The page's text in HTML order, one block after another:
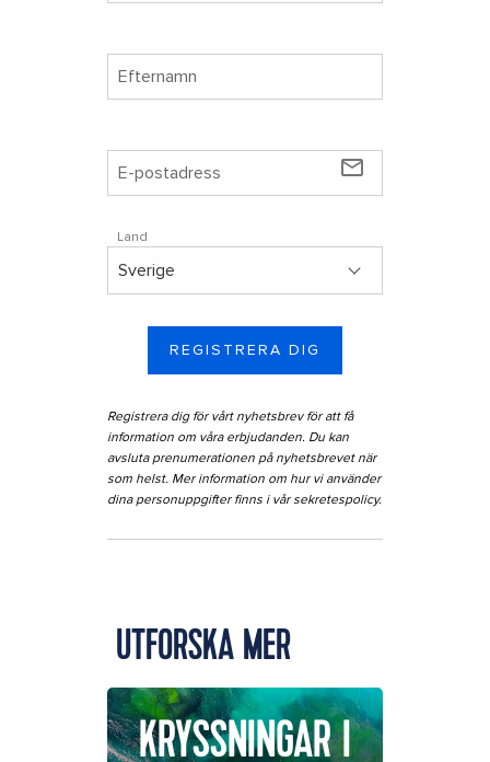
mail_outline
Land
REGISTRERA DIG
Registrera dig för vårt nyhetsbrev för att få
information om våra erbjudanden. Du kan
avsluta prenumerationen på nyhetsbrevet när
som helst. Mer information om hur vi använder
dina personuppgifter finns i vårsekretespolicy.
UTFORSKA MER
KRYSSNINGAR I